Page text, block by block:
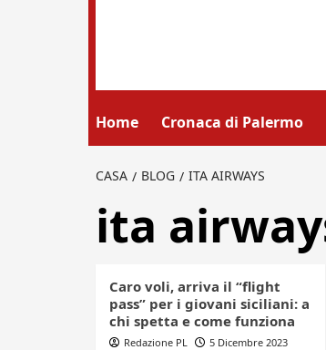
Home Cronaca di Palermo
CASA BLOG ITA AIRWAYS
ita
Caro voli, arriva il “flight
pass” per i giovani siciliani: a
chi spetta e come funziona
Redazione PL 5 Dicembre 2023